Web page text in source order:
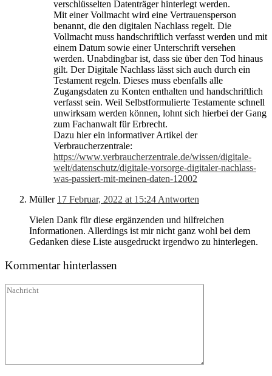
verschlüsselten Datenträger hinterlegt werden.
Mit einer Vollmacht wird eine Vertrauensperson
benannt, die den digitalen Nachlass regelt. Die
Vollmacht muss handschriftlich verfasst werden und mit
einem Datum sowie einer Unterschrift versehen
werden. Unabdingbar ist, dass sie über den Tod hinaus
gilt. Der Digitale Nachlass lässt sich auch durch ein
Testament regeln. Dieses muss ebenfalls alle
Zugangsdaten zu Konten enthalten und handschriftlich
verfasst sein. Weil Selbstformulierte Testamente schnell
unwirksam werden können, lohnt sich hierbei der Gang
zum Fachanwalt für Erbrecht.
Dazu hier ein informativer Artikel der
Verbraucherzentrale:
https://www.verbraucherzentrale.de/wissen/digitale-
welt/datenschutz/digitale-vorsorge-digitaler-nachlass-
was-passiert-mit-meinen-daten-12002
Müller 17 Februar, 2022 at 15:24 Antworten
Vielen Dank für diese ergänzenden und hilfreichen
Informationen. Allerdings ist mir nicht ganz wohl bei dem
Gedanken diese Liste ausgedruckt irgendwo zu hinterlegen.
Kommentar hinterlassen